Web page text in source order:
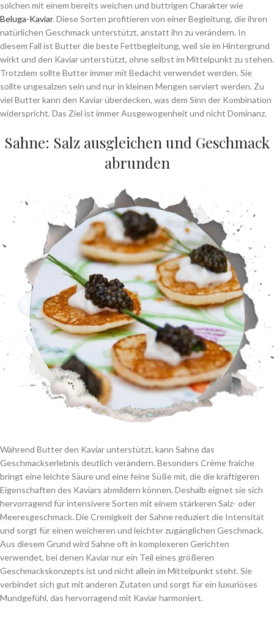
solchen mit einem bereits weichen und buttrigen Charakter wie
Beluga-Kaviar. Diese Sorten profitieren von einer Begleitung, die ihren
natürlichen Geschmack unterstützt, anstatt ihn zu verändern. In
diesem Fall ist Butter die beste Fettbegleitung, weil sie im Hintergrund
wirkt und den Kaviar unterstützt, ohne selbst im Mittelpunkt zu stehen.
Trotzdem sollte Butter immer mit Bedacht verwendet werden. Sie
sollte ungesalzen sein und nur in kleinen Mengen serviert werden. Zu
viel Butter kann den Kaviar überdecken, was dem Sinn der Kombination
widerspricht. Das Ziel ist immer Ausgewogenheit und nicht Dominanz.
Sahne: Salz ausgleichen und Geschmack
abrunden
Während Butter den Kaviar unterstützt, kann Sahne das
Geschmackserlebnis deutlich verändern. Besonders Crème fraîche
bringt eine leichte Säure und eine feine Süße mit, die die kräftigeren
Eigenschaften des Kaviars abmildern können. Deshalb eignet sie sich
hervorragend für intensivere Sorten mit einem stärkeren Salz- oder
Meeresgeschmack. Die Cremigkeit der Sahne reduziert die Intensität
und sorgt für einen weicheren und leichter zugänglichen Geschmack.
Aus diesem Grund wird Sahne oft in komplexeren Gerichten
verwendet, bei denen Kaviar nur ein Teil eines größeren
Geschmackskonzepts ist und nicht allein im Mittelpunkt steht. Sie
verbindet sich gut mit anderen Zutaten und sorgt für ein luxuriöses
Mundgefühl, das hervorragend mit Kaviar harmoniert.